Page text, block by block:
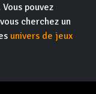
Vous pouvez
cherchez un
univers de jeux